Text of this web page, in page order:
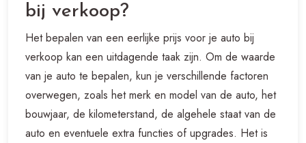
bij verkoop?
Het bepalen van een eerlijke prijs voor je auto bij
verkoop kan een uitdagende taak zijn. Om de waarde
van je auto te bepalen, kun je verschillende factoren
overwegen, zoals het merk en model van de auto, het
bouwjaar, de kilometerstand, de algehele staat van de
auto en eventuele extra functies of upgrades. Het is